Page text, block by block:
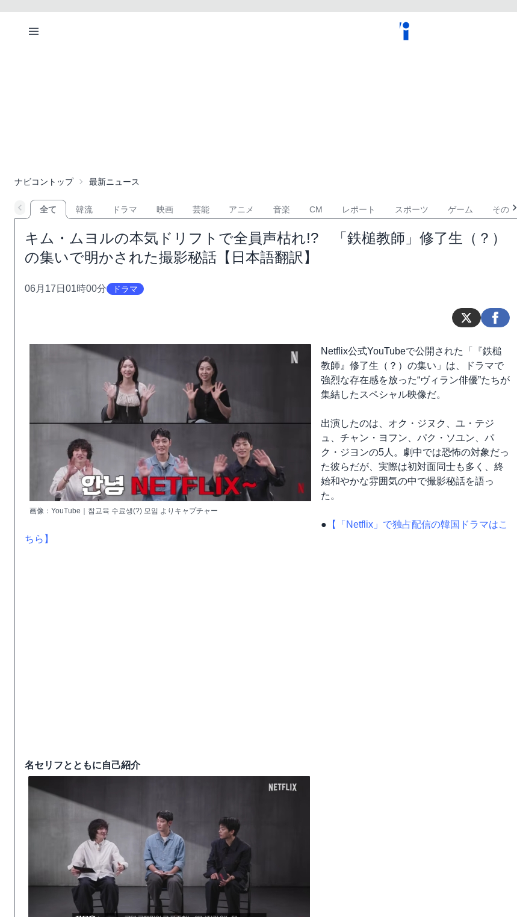
ナビコントップ 最新ニュース
全て 韓流 ドラマ 映画 芸能 アニメ 音楽 CM レポート スポーツ ゲーム その他
キム・ムヨルの本気ドリフトで全員声枯れ!? 「鉄槌教師」修了生（？）
の集いで明かされた撮影秘話【日本語翻訳】
06月17日01時00分 ドラマ
画像：YouTube｜참교육 수료생(?) 모임 よりキャプチャー
Netflix公式YouTubeで公開された「『鉄槌
教師』修了生（？）の集い」は、ドラマで
強烈な存在感を放った“ヴィラン俳優”たちが
集結したスペシャル映像だ。
出演したのは、オク・ジヌク、ユ・テジ
ュ、チャン・ヨフン、パク・ソユン、パ
ク・ジヨンの5人。劇中では恐怖の対象だっ
た彼らだが、実際は初対面同士も多く、終
始和やかな雰囲気の中で撮影秘話を語っ
た。
● 【「Netflix」で独占配信の韓国ドラマはこ
ちら】
名セリフとともに自己紹介